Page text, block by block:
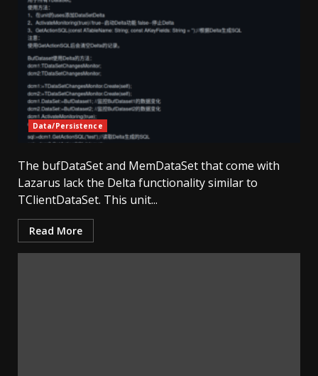
Data/Persistence
The bufDataSet and MemDataSet that come with
Lazarus lack the Delta functionality similar to
TClientDataSet. This unit...
Read More